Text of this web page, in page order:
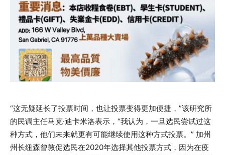
“这无疑延长了投票时间，也让投票变得更加便捷，”该研究所
的民调主任马克·迪卡米洛表示，“我认为，一旦选民尝试过这
种方式，他们未来就更有可能继续使用这种方式投票。” 加州
州长纽森曾敦促选民在2020年选择其他投票方式，因为在疫